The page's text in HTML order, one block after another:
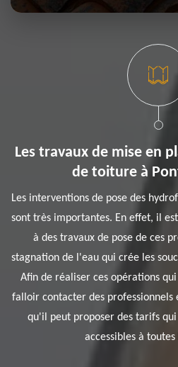
Les travaux de mise en
de toiture à
Les interventions de pose des
sont très importantes. En effet, il
à des travaux de pose de ces
stagnation de l'eau qui crée les
Afin de réaliser ces opérations
falloir contacter des professionnels
qu'il peut proposer des tarifs
accessibles à toutes